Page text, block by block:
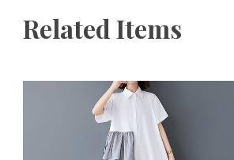
Related Items